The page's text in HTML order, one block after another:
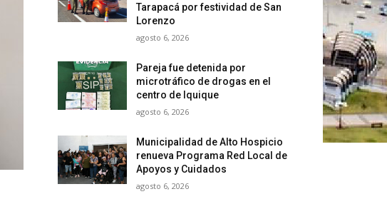
Tarapacá por festividad de San
Lorenzo
agosto 6, 2026
Pareja fue detenida por
microtráfico de drogas en el
centro de Iquique
agosto 6, 2026
Municipalidad de Alto Hospicio
renueva Programa Red Local de
Apoyos y Cuidados
agosto 6, 2026